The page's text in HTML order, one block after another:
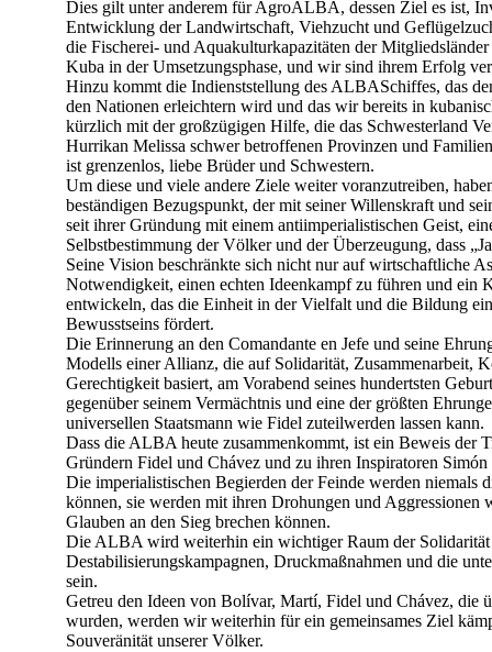
Dies gilt unter anderem für AgroALBA, dessen Ziel es ist,
Entwicklung der Landwirtschaft, Viehzucht und
die Fischerei- und Aquakulturkapazitäten der
Kuba in der Umsetzungsphase, und wir sind ihrem Erfolg
Hinzu kommt die Indienststellung des ALBASchiffes, das
den Nationen erleichtern wird und das wir bereits in
kürzlich mit der großzügigen Hilfe, die das Schwesterland
Hurrikan Melissa schwer betroffenen Provinzen und
ist grenzenlos, liebe Brüder und Schwestern.
Um diese und viele andere Ziele weiter voranzutreiben,
beständigen Bezugspunkt, der mit seiner Willenskraft und
seit ihrer Gründung mit einem antiimperialistischen Geist,
Selbstbestimmung der Völker und der Überzeugung, dass
Seine Vision beschränkte sich nicht nur auf wirtschaftliche
Notwendigkeit, einen echten Ideenkampf zu führen und ein
entwickeln, das die Einheit in der Vielfalt und die Bildung
Bewusstseins fördert.
Die Erinnerung an den Comandante en Jefe und seine
Modells einer Allianz, die auf Solidarität, Zusammenarbeit,
Gerechtigkeit basiert, am Vorabend seines hundertsten
gegenüber seinem Vermächtnis und eine der größten
universellen Staatsmann wie Fidel zuteilwerden lassen kann.
Dass die ALBA heute zusammenkommt, ist ein Beweis der
Gründern Fidel und Chávez und zu ihren Inspiratoren
Die imperialistischen Begierden der Feinde werden niemals
können, sie werden mit ihren Drohungen und Aggressionen
Glauben an den Sieg brechen können.
Die ALBA wird weiterhin ein wichtiger Raum der Solidarität
Destabilisierungskampagnen, Druckmaßnahmen und die
sein.
Getreu den Ideen von Bolívar, Martí, Fidel und Chávez, die
wurden, werden wir weiterhin für ein gemeinsames Ziel
Souveränität unserer Völker.